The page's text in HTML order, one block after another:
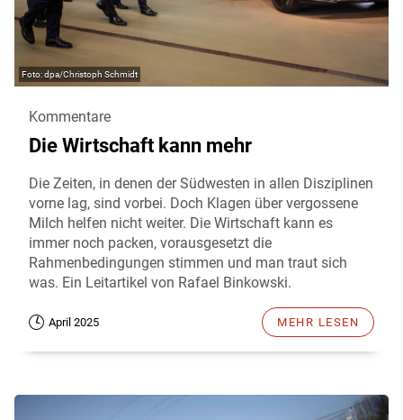
dpa/Christoph Schmidt
Kommentare
Die Wirtschaft kann mehr
Die Zeiten, in denen der Südwesten in allen Disziplinen
vorne lag, sind vorbei. Doch Klagen über vergossene
Milch helfen nicht weiter. Die Wirtschaft kann es
immer noch packen, vorausgesetzt die
Rahmenbedingungen stimmen und man traut sich
was. Ein Leitartikel von Rafael Binkowski.
April 2025 MEHR LESEN